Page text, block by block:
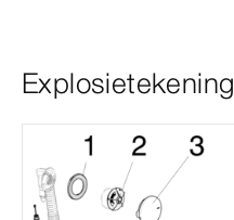
Explosietekening